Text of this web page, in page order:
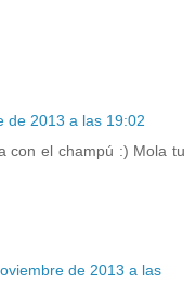
de 2013 a las 19:02
con el champú :) Mola tu
de 2013 a las